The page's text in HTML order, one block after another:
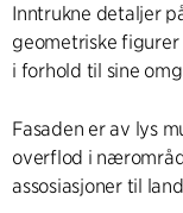
Inntrukne detaljer
geometriske
i forhold til sine
Fasaden er av lys
overflod i
assosiasjoner til